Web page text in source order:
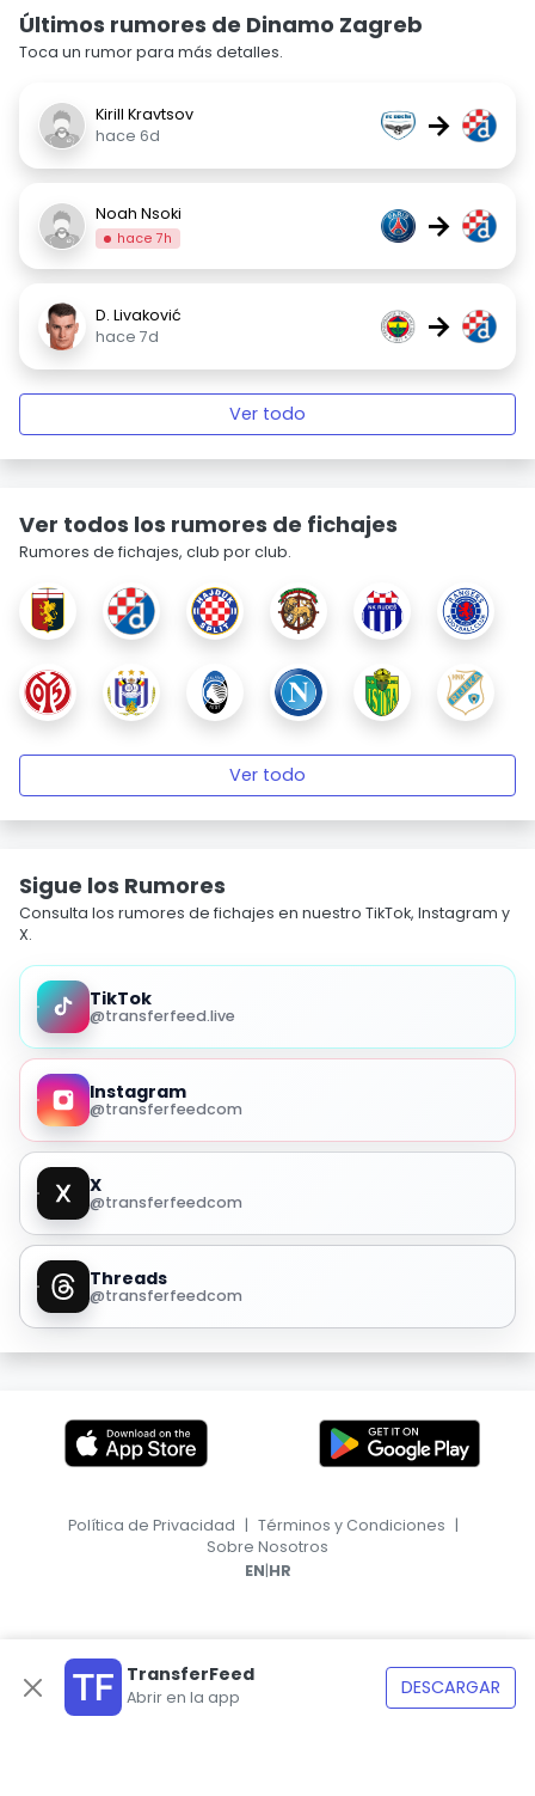
Últimos rumores de Dinamo Zagreb
Toca un rumor para más detalles.
Kirill Kravtsov
hace 6d
→
Noah Nsoki
hace 7h →
D. Livaković
hace 7d
→
Ver todo
Ver todos los rumores de fichajes
Rumores de fichajes, club por club.
Ver todo
Sigue los Rumores
Consulta los rumores de fichajes en nuestro TikTok, Instagram y
X.
TikTok
@transferfeed.live
Instagram
@transferfeedcom
X
@transferfeedcom
Threads
@transferfeedcom
TransferFeed
Abrir en la app DESCARGAR
Política de Privacidad | Términos y Condiciones |
Sobre Nosotros
EN|HR